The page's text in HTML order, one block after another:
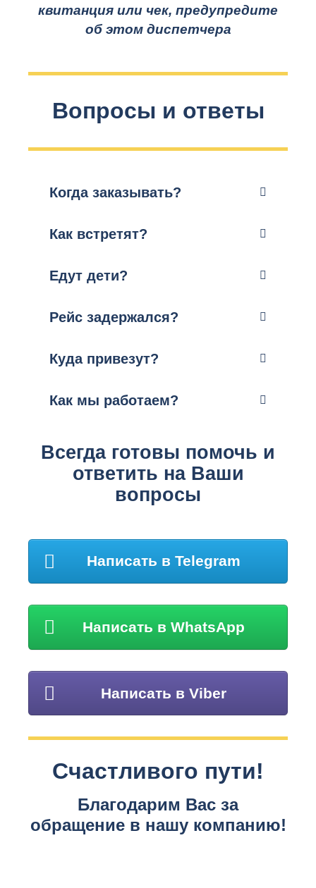
квитанция или чек, предупредите
об этом диспетчера
Вопросы и ответы
Когда заказывать?
Как встретят?
Едут дети?
Рейс задержался?
Куда привезут?
Как мы работаем?
Всегда готовы помочь и
ответить на Ваши
вопросы
Написать в Telegram
Написать в WhatsApp
Написать в Viber
Счастливого пути!
Благодарим Вас за
обращение в нашу компанию!